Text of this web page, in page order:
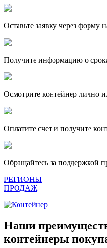
Оставьте заявку через форму
Получите информацию о
Осмотрите контейнер лично
Оплатите счет и получите
Обращайтесь за поддержкой
РЕГИОНЫ
ПРОДАЖ
Наши
контейнеры